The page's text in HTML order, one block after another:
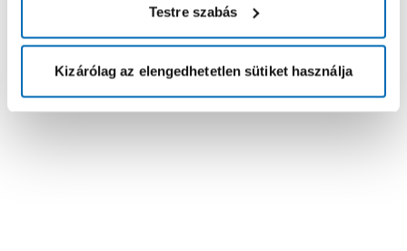
Testre szabás
Kizárólag az elengedhetetlen sütiket használja